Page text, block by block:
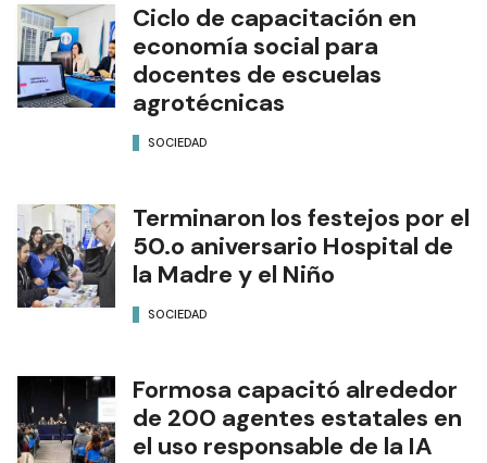
Ciclo de capacitación en
economía social para
docentes de escuelas
agrotécnicas
SOCIEDAD
Terminaron los festejos por el
50.o aniversario Hospital de
la Madre y el Niño
SOCIEDAD
Formosa capacitó alrededor
de 200 agentes estatales en
el uso responsable de la IA